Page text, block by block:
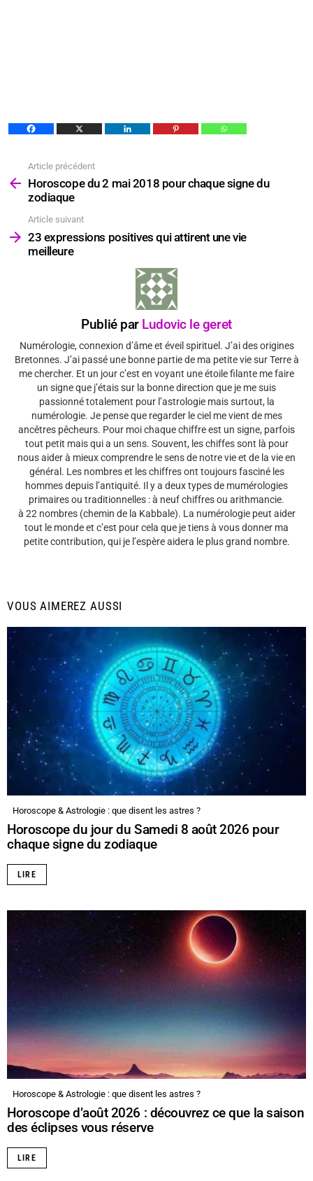
plus
Article précédent
Horoscope du 2 mai 2018 pour chaque signe du
zodiaque
Article suivant
23 expressions positives qui attirent une vie
meilleure
Publié par Ludovic le geret
Numérologie, connexion d’âme et éveil spirituel. J’ai des origines
Bretonnes. J’ai passé une bonne partie de ma petite vie sur Terre à
me chercher. Et un jour c’est en voyant une étoile filante me faire
un signe que j’étais sur la bonne direction que je me suis
passionné totalement pour l’astrologie mais surtout, la
numérologie. Je pense que regarder le ciel me vient de mes
ancêtres pêcheurs. Pour moi chaque chiffre est un signe, parfois
tout petit mais qui a un sens. Souvent, les chiffes sont là pour
nous aider à mieux comprendre le sens de notre vie et de la vie en
général. Les nombres et les chiffres ont toujours fasciné les
hommes depuis l’antiquité. Il y a deux types de mumérologies
primaires ou traditionnelles : à neuf chiffres ou arithmancie.
à 22 nombres (chemin de la Kabbale). La numérologie peut aider
tout le monde et c’est pour cela que je tiens à vous donner ma
petite contribution, qui je l’espère aidera le plus grand nombre.
VOUS AIMEREZ AUSSI
Horoscope & Astrologie : que disent les astres ?
Horoscope du jour du Samedi 8 août 2026 pour
chaque signe du zodiaque
LIRE
Horoscope & Astrologie : que disent les astres ?
Horoscope d’août 2026 : découvrez ce que la saison
des éclipses vous réserve
LIRE